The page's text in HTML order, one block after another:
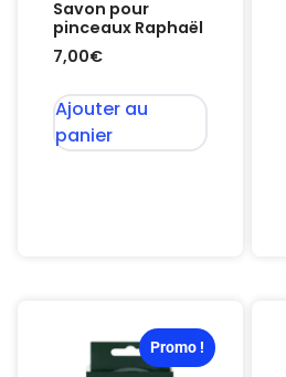
Savon pour
pinceaux Raphaël
7,00€
Ajouter au
panier
Promo !